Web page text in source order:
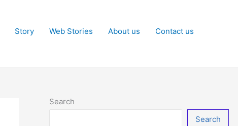
Story Web Stories About us Contact us
Search
Search